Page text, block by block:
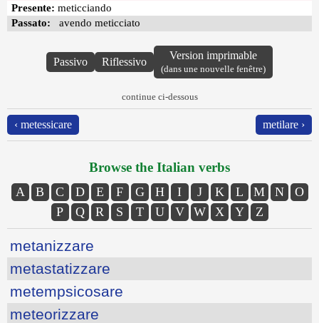
Presente: meticciando
Passato: avendo meticciato
Passivo Riflessivo
Version imprimable
(dans une nouvelle fenêtre)
continue ci-dessous
‹ metessicare metilare ›
Browse the Italian verbs
A B C D E F G H I J K L M N
O
P
Q R S T U V W X Y Z
metanizzare
metastatizzare
metempsicosare
meteorizzare